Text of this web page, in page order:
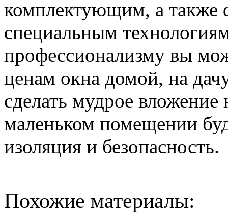
комплектующим, а также
специальным
профессионализму вы
ценам окна домой, на
сделать мудрое
маленьком помещении
изоляция и безопасность.
Похожие материалы: